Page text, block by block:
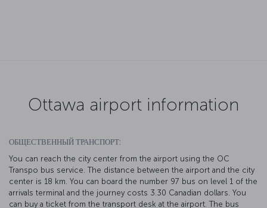
Ottawa airport information
ОБЩЕСТВЕННЫЙ ТРАНСПОРТ:
You can reach the city center from the airport using the OC
Transpo bus service. The distance between the airport and the city
center is 18 km. You can board the number 97 bus on level 1 of the
arrivals terminal and the journey costs 3.30 Canadian dollars. You
can buy a ticket from the transport desk at the airport. The bus